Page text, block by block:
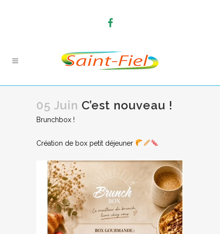
05 Juin C’est nouveau !
Brunchbox !
Création de box petit déjeuner